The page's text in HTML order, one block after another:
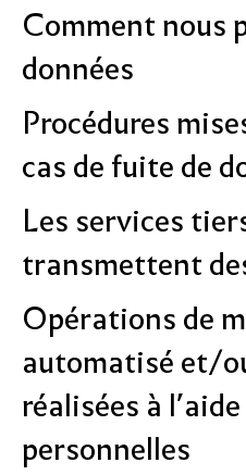
Comment nous
données
Procédures
cas de fuite de
Les services
transmettent
Opérations de
automatisé et/
réalisées à
personnelles